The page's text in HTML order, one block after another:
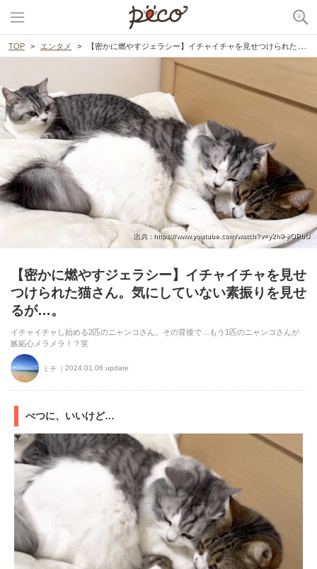
TOP エンタメ 【密かに燃やすジェラシー】イチャイチャを見せつけられた猫さん。気にしていない素振りを見せるが…。
出典 : https://www.youtube.com/watch?v=y2h9-jrOPbU
【密かに燃やすジェラシー】イチャイチャを見せ
つけられた猫さん。気にしていない素振りを見せ
るが…。
イチャイチャし始める2匹のニャンコさん。その背後で…もう1匹のニャンコさんが
嫉妬心メラメラ！？笑
ミチ 2024.01.06 update
べつに、いいけど…